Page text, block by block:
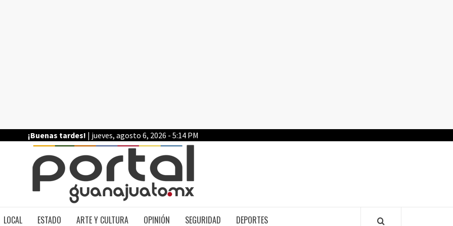
¡Buenas tardes! | jueves, agosto 6, 2026 - 5:14 PM
LOCAL ESTADO ARTE Y CULTURA OPINIÓN SEGURIDAD DEPORTES